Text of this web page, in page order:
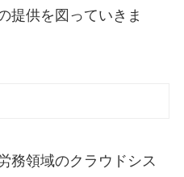
提供を図っていきま
領域のクラウドシス